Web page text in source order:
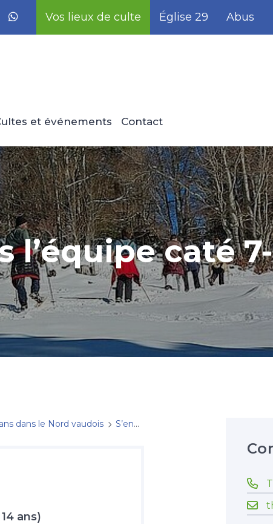
Vos lieux de culte Église 29 Abus
et événements Contact
l’équipe caté
dans le Nord vaudois S’engager dans l’équipe caté 7-8 9
ans)